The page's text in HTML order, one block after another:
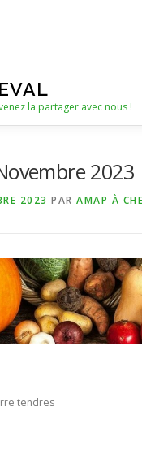
la partager avec nous !
NOTRE PARTENAIRE
ET CONTRATS
2023
2023 PAR AMAP À
tendres